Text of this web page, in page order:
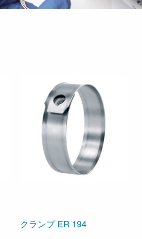
クランプ ER 194